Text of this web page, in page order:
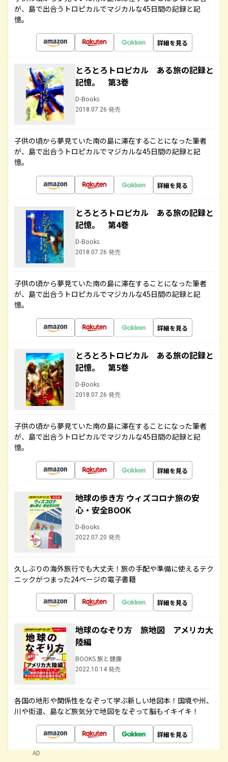
が、島で出合うトロピカルでマジカルな45日間の記録と記
憶。
詳細を見る
とろとろトロピカル ある旅の記録と
記憶。 第3巻
D-Books
2018.07.26 発売
子供の頃から夢見ていた南の島に滞在することになった筆者
が、島で出合うトロピカルでマジカルな45日間の記録と記
憶。
詳細を見る
とろとろトロピカル ある旅の記録と
記憶。 第4巻
D-Books
2018.07.26 発売
子供の頃から夢見ていた南の島に滞在することになった筆者
が、島で出合うトロピカルでマジカルな45日間の記録と記
憶。
詳細を見る
とろとろトロピカル ある旅の記録と
記憶。 第5巻
D-Books
2018.07.26 発売
子供の頃から夢見ていた南の島に滞在することになった筆者
が、島で出合うトロピカルでマジカルな45日間の記録と記
憶。
詳細を見る
地球の歩き方 ウィズコロナ旅の安
心・安全BOOK
D-Books
2022.07.20 発売
久しぶりの海外旅行でも大丈夫！旅の手配や準備に使えるテク
ニックがつまった24ページの電子書籍
詳細を見る
地球のなぞり方 旅地図 アメリカ大
陸編
BOOKS 旅と健康
2022.10.14 発売
各国の地形や関係性をなぞって学ぶ新しい地図本！国境や州、
川や街道、島など旅気分で地図をなぞって脳もイキイキ！
詳細を見る
AD